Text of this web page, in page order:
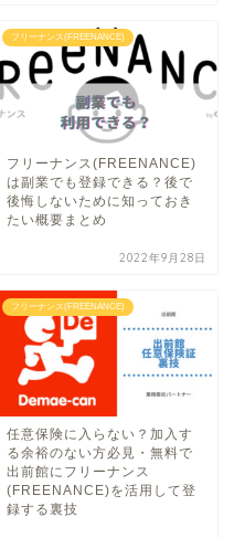
フリーナンス(FREENANCE)
フリーナンス(FREENANCE)
は副業でも登録できる？後で
後悔しないために知っておき
たい概要まとめ
2022年9月28日
フリーナンス(FREENANCE)
任意保険に入らない？加入す
る余裕のない方必見・無料で
出前館にフリーナンス
(FREENANCE)を活用して登
録する裏技